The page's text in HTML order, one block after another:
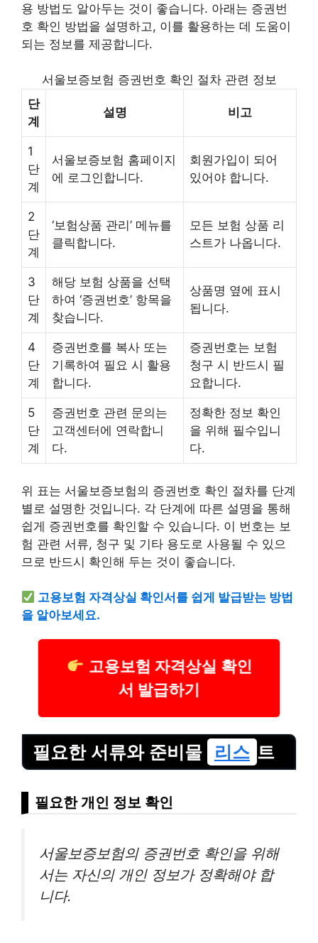
용 방법도 알아두는 것이 좋습니다. 아래는 증권번
호 확인 방법을 설명하고, 이를 활용하는 데 도움이
되는 정보를 제공합니다.
서울보증보험 증권번호 확인 절차 관련 정보
단
계
설명 비고
1
단
계
서울보증보험 홈페이지
에 로그인합니다.
회원가입이 되어
있어야 합니다.
2
단
계
‘보험상품 관리’ 메뉴를
클릭합니다.
모든 보험 상품 리
스트가 나옵니다.
3
단
계
해당 보험 상품을 선택
하여 ‘증권번호’ 항목을
찾습니다.
상품명 옆에 표시
됩니다.
4
단
계
증권번호를 복사 또는
기록하여 필요 시 활용
합니다.
증권번호는 보험
청구 시 반드시 필
요합니다.
5
단
계
증권번호 관련 문의는
고객센터에 연락합니
다.
정확한 정보 확인
을 위해 필수입니
다.
위 표는 서울보증보험의 증권번호 확인 절차를 단계
별로 설명한 것입니다. 각 단계에 따른 설명을 통해
쉽게 증권번호를 확인할 수 있습니다. 이 번호는 보
험 관련 서류, 청구 및 기타 용도로 사용될 수 있으
므로 반드시 확인해 두는 것이 좋습니다.
고용보험 자격상실 확인서를 쉽게 발급받는 방법
을 알아보세요.
고용보험 자격상실 확인
서 발급하기
필요한 서류와 준비물 리스 트
필요한 개인 정보 확인
서울보증보험의 증권번호 확인을 위해
서는 자신의 개인 정보가 정확해야 합
니다.